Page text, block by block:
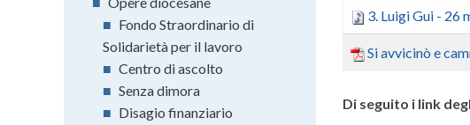
3. Luigi Gui - 26
Si avvicinò e
Di seguito i link
■ Fondo Straordinario di
Solidarietà per il lavoro
■ Centro di ascolto
■ Senza dimora
■ Disagio finanziario